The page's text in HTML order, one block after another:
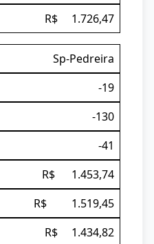
R$ 1.726,47
Sp-Pedreira
-19
-130
-41
R$ 1.453,74
R$ 1.519,45
R$ 1.434,82